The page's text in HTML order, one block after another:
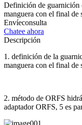
Definición de guarnición
manguera con el final de
Envíeconsulta
Chatee ahora
Descripción
1. definición de la
manguera con el final de
2. método de ORFS
adaptador ORFS, 5 es